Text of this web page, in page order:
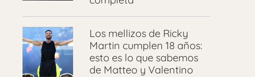
Los mellizos de Ricky
Martin cumplen 18 años:
esto es lo que sabemos
de Matteo y Valentino